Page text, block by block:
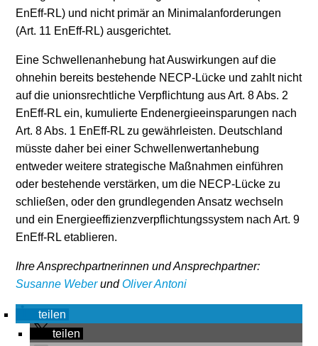
EnEff-RL) und nicht primär an Minimalanforderungen
(Art. 11 EnEff-RL) ausgerichtet.
Eine Schwellenanhebung hat Auswirkungen auf die
ohnehin bereits bestehende NECP-Lücke und zahlt nicht
auf die unionsrechtliche Verpflichtung aus Art. 8 Abs. 2
EnEff-RL ein, kumulierte Endenergieeinsparungen nach
Art. 8 Abs. 1 EnEff-RL zu gewährleisten. Deutschland
müsste daher bei einer Schwellenwertanhebung
entweder weitere strategische Maßnahmen einführen
oder bestehende verstärken, um die NECP-Lücke zu
schließen, oder den grundlegenden Ansatz wechseln
und ein Energieeffizienzverpflichtungssystem nach Art. 9
EnEff-RL etablieren.
Ihre Ansprechpartnerinnen und Ansprechpartner:
Susanne WeberundOliver Antoni
teilen
teilen